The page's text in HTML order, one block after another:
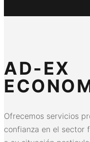
AD-EX
Ofrecemos servicios
confianza en el sector